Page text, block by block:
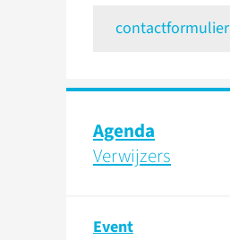
contactformulier
Agenda
Verwijzers
Event